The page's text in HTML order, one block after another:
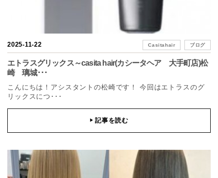
2025-11-22 Casitahair ブログ
エトラスグリックス～casita hair(カシータヘア 大手町店)松
崎 璃城･･･
こんにちは！アシスタントの松崎です！ 今回はエトラスのグ
リックスにつ･･･
▶記事を読む